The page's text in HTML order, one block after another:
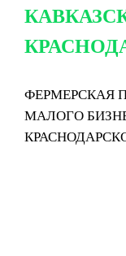
ФЕРМЕРСКАЯ
МАЛОГО